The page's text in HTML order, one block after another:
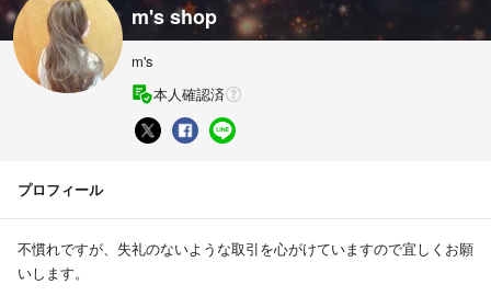
m's shop
m's
本人確認済
プロフィール
不慣れですが、失礼のないような取引を心がけていますので宜しくお願
いします。